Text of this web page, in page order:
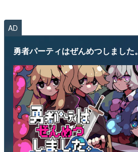
AD
勇者パーティはぜんめつしました。